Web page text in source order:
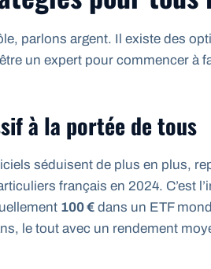
parlons argent. Il existe des
un expert pour commencer à
à la portée de tous
séduisent de plus en plus,
français en 2024. C’est
100 € dans un ETF
le tout avec un rendement